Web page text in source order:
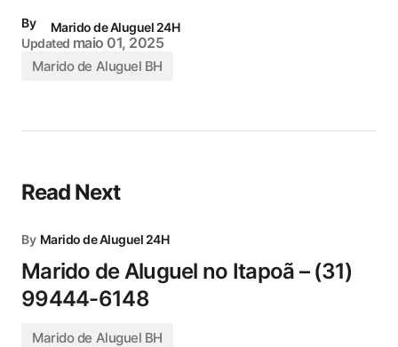
By
Marido de Aluguel 24H
Updated maio 01, 2025
Marido de Aluguel BH
Read Next
By Marido de Aluguel 24H
Marido de Aluguel no Itapoã – (31)
99444-6148
Marido de Aluguel BH